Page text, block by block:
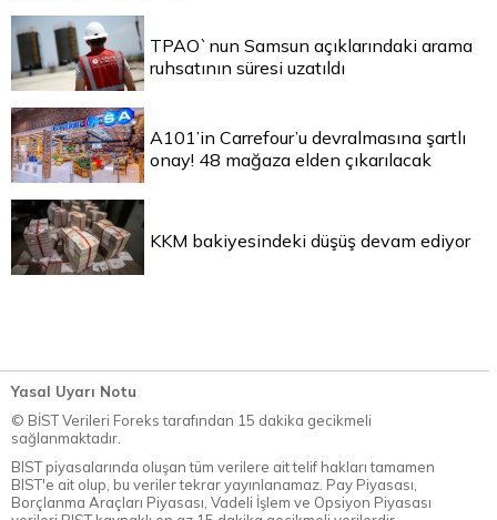
TPAO`nun Samsun açıklarındaki arama
ruhsatının süresi uzatıldı
A101’in Carrefour’u devralmasına şartlı
onay! 48 mağaza elden çıkarılacak
KKM bakiyesindeki düşüş devam ediyor
Yasal Uyarı Notu
© BİST Verileri Foreks tarafından 15 dakika gecikmeli
sağlanmaktadır.
BIST piyasalarında oluşan tüm verilere ait telif hakları tamamen
BIST'e ait olup, bu veriler tekrar yayınlanamaz. Pay Piyasası,
Borçlanma Araçları Piyasası, Vadeli İşlem ve Opsiyon Piyasası